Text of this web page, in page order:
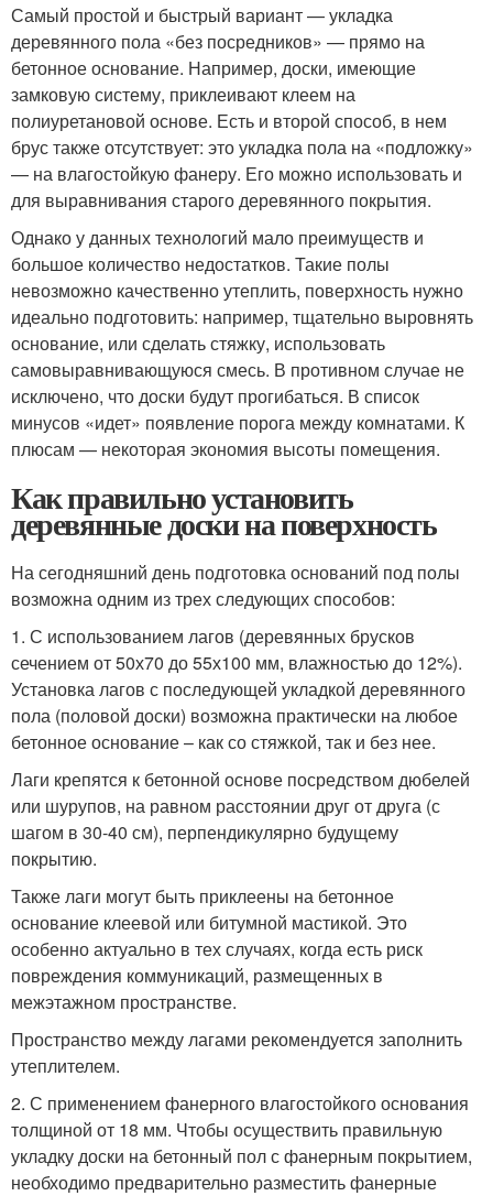
Самый простой и быстрый вариант — укладка
деревянного пола «без посредников» — прямо на
бетонное основание. Например, доски, имеющие
замковую систему, приклеивают клеем на
полиуретановой основе. Есть и второй способ, в нем
брус также отсутствует: это укладка пола на «подложку»
— на влагостойкую фанеру. Его можно использовать и
для выравнивания старого деревянного покрытия.
Однако у данных технологий мало преимуществ и
большое количество недостатков. Такие полы
невозможно качественно утеплить, поверхность нужно
идеально подготовить: например, тщательно выровнять
основание, или сделать стяжку, использовать
самовыравнивающуюся смесь. В противном случае не
исключено, что доски будут прогибаться. В список
минусов «идет» появление порога между комнатами. К
плюсам — некоторая экономия высоты помещения.
Как правильно установить
деревянные доски на поверхность
На сегодняшний день подготовка оснований под полы
возможна одним из трех следующих способов:
1. С использованием лагов (деревянных брусков
сечением от 50х70 до 55х100 мм, влажностью до 12%).
Установка лагов с последующей укладкой деревянного
пола (половой доски) возможна практически на любое
бетонное основание – как со стяжкой, так и без нее.
Лаги крепятся к бетонной основе посредством дюбелей
или шурупов, на равном расстоянии друг от друга (с
шагом в 30-40 см), перпендикулярно будущему
покрытию.
Также лаги могут быть приклеены на бетонное
основание клеевой или битумной мастикой. Это
особенно актуально в тех случаях, когда есть риск
повреждения коммуникаций, размещенных в
межэтажном пространстве.
Пространство между лагами рекомендуется заполнить
утеплителем.
2. С применением фанерного влагостойкого основания
толщиной от 18 мм. Чтобы осуществить правильную
укладку доски на бетонный пол с фанерным покрытием,
необходимо предварительно разместить фанерные